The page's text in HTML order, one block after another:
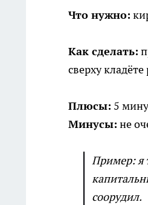
Что нужно:
Как сделать:
сверху
Плюсы: 5
Минусы: не
Пример: я
соорудил.